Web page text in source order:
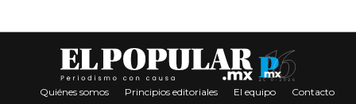
Quiénes somos Principios editoriales El equipo Contacto